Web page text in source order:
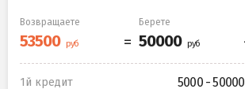
Возвращаете Берете
1й кредит 5000 - 50000